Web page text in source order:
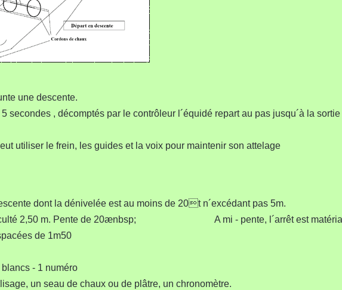
une descente.
secondes , décomptés par le contrôleur l´équidé repart au pas jusqu´à la
utiliser le frein, les guides et la voix pour maintenir son attelage
dont la dénivelée est au moins de 20t n´excédant pas 5m.
2,50 m. Pente de 20ænbsp; A mi - pente, l´arrêt est
de 1m50
- 1 numéro
un seau de chaux ou de plâtre, un chronomètre.